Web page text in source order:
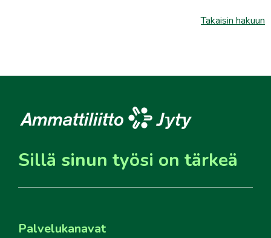
Takaisin hakuun
Sillä sinun työsi on tärkeä
Palvelukanavat